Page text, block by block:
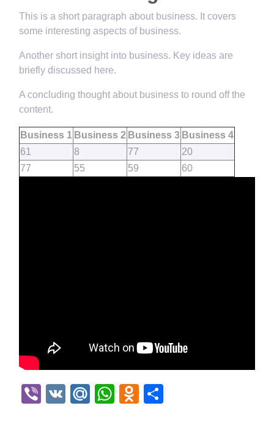
This is a short paragraph about business. It covers
some interesting aspects of business.
Another short insight into business. Key ideas are
briefly discussed here.
A concluding thought about business to round off the
content.
Business 1 Business 2 Business 3 Business 4
61
8 77
20
77
55 59 60
Viber
VK Mail.Ru
WhatsApp
Odnoklassniki